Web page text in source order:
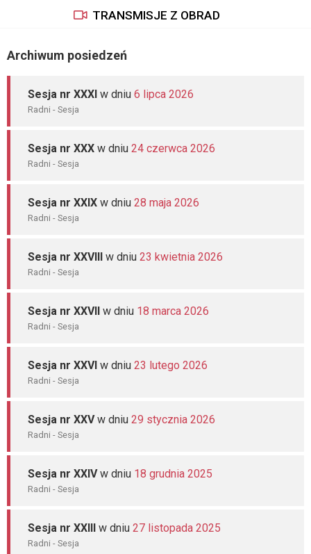
TRANSMISJE Z OBRAD
Archiwum posiedzeń
Sesja nr XXXI w dniu 6 lipca 2026
Radni - Sesja
Sesja nr XXX w dniu 24 czerwca 2026
Radni - Sesja
Sesja nr XXIX w dniu 28 maja 2026
Radni - Sesja
Sesja nr XXVIII w dniu 23 kwietnia 2026
Radni - Sesja
Sesja nr XXVII w dniu 18 marca 2026
Radni - Sesja
Sesja nr XXVI w dniu 23 lutego 2026
Radni - Sesja
Sesja nr XXVw dniu 29 stycznia 2026
Radni - Sesja
Sesja nr XXIVw dniu 18 grudnia 2025
Radni - Sesja
Sesja nr XXIII w dniu 27 listopada 2025
Radni - Sesja